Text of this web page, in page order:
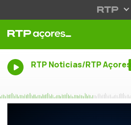
RTP Noticias/RTP Açores